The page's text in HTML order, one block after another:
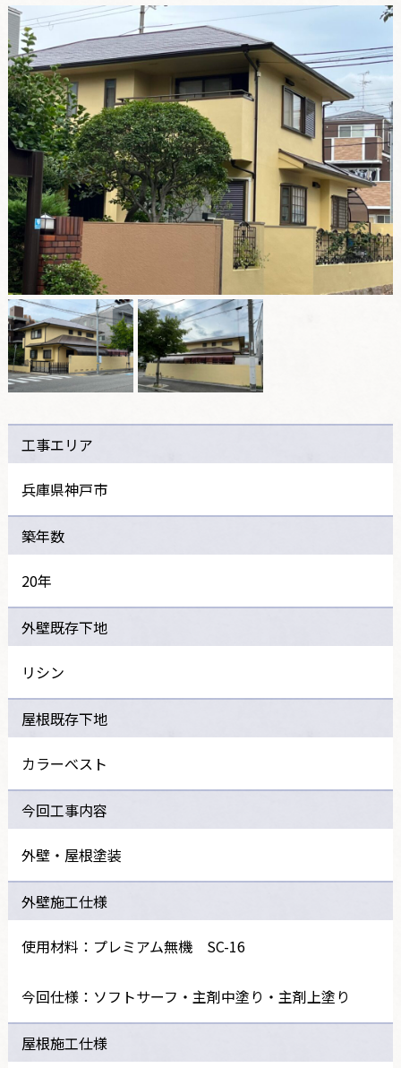
工事エリア
兵庫県神戸市
築年数
20年
外壁既存下地
リシン
屋根既存下地
カラーべスト
今回工事内容
外壁・屋根塗装
外壁施工仕様
使用材料：プレミアム無機 SC-16
今回仕様：ソフトサーフ・主剤中塗り・主剤上塗り
屋根施工仕様